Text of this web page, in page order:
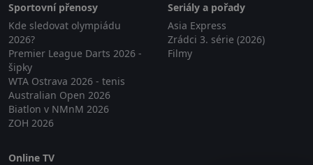
Sportovní přenosy
Kde sledovat olympiádu
2026?
Premier League Darts 2026 -
šipky
WTA Ostrava 2026 - tenis
Australian Open 2026
Biatlon v NMnM 2026
ZOH 2026
Seriály a pořady
Asia Express
Zrádci 3. série (2026)
Filmy
Online TV